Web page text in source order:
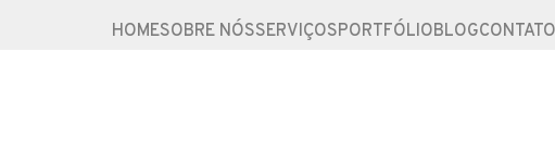
HOMESOBRE NÓSSERVIÇOSPORTFÓLIOBLOGCONTATO